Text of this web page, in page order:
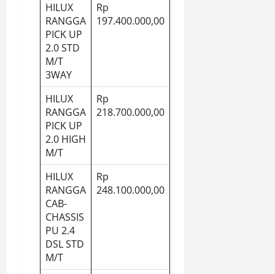
HILUX
RANGGA
PICK UP
2.0 STD
M/T
3WAY
Rp
197.400.000,00
HILUX
RANGGA
PICK UP
2.0 HIGH
M/T
Rp
218.700.000,00
HILUX
RANGGA
CAB-
CHASSIS
PU 2.4
DSL STD
M/T
Rp
248.100.000,00